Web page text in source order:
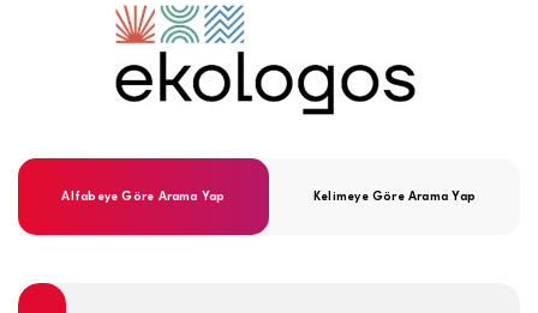
Alfabeye Göre Arama Yap Kelimeye Göre Arama Yap